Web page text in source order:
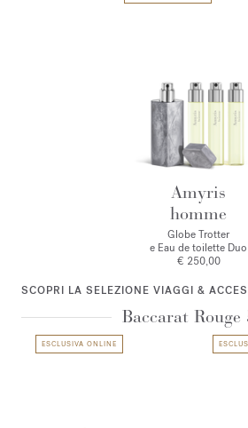
Amyris
homme
Globe Trotter
e Eau de toilette Duo
€ 250,00
SCOPRI LA SELEZIONE VIAGGI &
Baccarat Rouge
ESCLUSIVA ONLINE